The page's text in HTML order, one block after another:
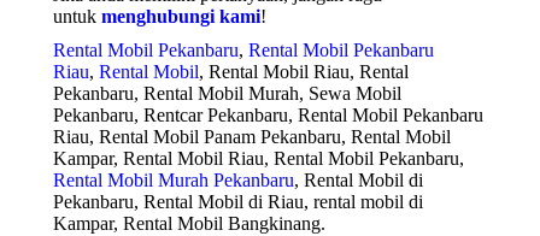
untuk menghubungi kami!
Rental Mobil Pekanbaru, Rental Mobil Pekanbaru
Riau, Rental Mobil, Rental Mobil Riau, Rental
Pekanbaru, Rental Mobil Murah, Sewa Mobil
Pekanbaru, Rentcar Pekanbaru, Rental Mobil Pekanbaru
Riau, Rental Mobil Panam Pekanbaru, Rental Mobil
Kampar, Rental Mobil Riau, Rental Mobil Pekanbaru,
Rental Mobil Murah Pekanbaru, Rental Mobil di
Pekanbaru, Rental Mobil di Riau, rental mobil di
Kampar, Rental Mobil Bangkinang.